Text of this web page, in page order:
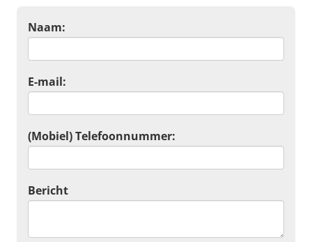
Naam:
E-mail:
(Mobiel) Telefoonnummer:
Bericht